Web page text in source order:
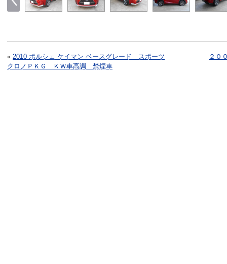
« 2010 ポルシェ ケイマン ベースグレード スポーツ
クロノＰＫＧ ＫＷ車高調 禁煙車
２０